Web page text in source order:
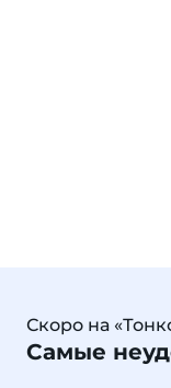
Скоро на
Самые